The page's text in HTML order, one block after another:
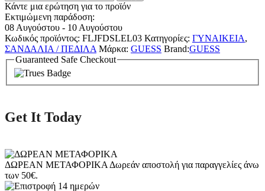
Κάντε μια ερώτηση για το προϊόν
Εκτιμώμενη παράδοση:
08 Αυγούστου - 10 Αυγούστου
Κωδικός προϊόντος: FLJFDSLEL03 Κατηγορίες: ΓΥΝΑΙΚΕΙΑ,
ΣΑΝΔΑΛΙΑ / ΠΕΔΙΛΑ Μάρκα: GUESS Brand:GUESS
Guaranteed Safe Checkout
Get It Today
ΔΩΡΕΑΝ ΜΕΤΑΦΟΡΙΚΑ Δωρεάν αποστολή για παραγγελίες άνω
των 50€.